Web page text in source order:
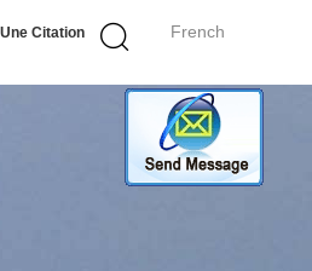
French
Citation